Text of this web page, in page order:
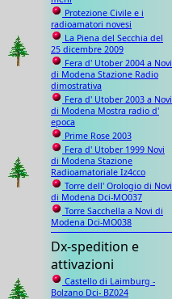
Protezione Civile e i
radioamatori novesi
La Piena del Secchia del
25 dicembre 2009
Fera d' Utober 2004 a Novi
di Modena Stazione Radio
dimostrativa
Fera d' Utober 2003 a Novi
di Modena Mostra radio d'
epoca
Prime Rose 2003
Fera d' Utober 1999 Novi
di Modena Stazione
Radioamatoriale Iz4cco
Torre dell' Orologio di Novi
di Modena Dci-MO037
Torre Sacchella a Novi di
Modena Dci-MO038
Dx-spedition e
attivazioni
Castello di Laimburg -
Bolzano Dci- BZ024